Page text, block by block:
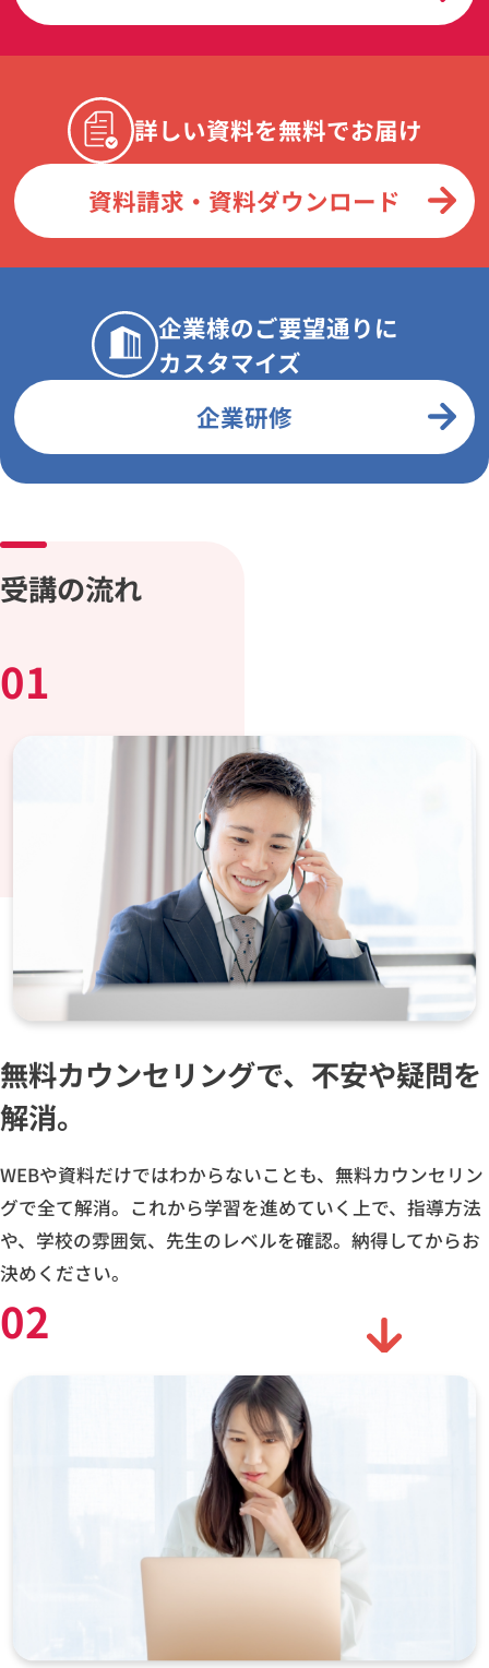
詳しい資料を無料でお届け
資料請求・資料ダウンロード
企業様のご要望通りに
カスタマイズ
企業研修
受講の流れ
01
無料カウンセリングで、不安や疑問を
解消。
WEBや資料だけではわからないことも、無料カウンセリン
グで全て解消。これから学習を進めていく上で、指導方法
や、学校の雰囲気、先生のレベルを確認。納得してからお
決めください。
02